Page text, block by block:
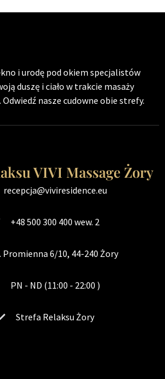
i urodę pod okiem specjalistów
duszę i ciało w trakcie masaży
nasze cudowne obie strefy.
VIVI Massage Żory
recepcja@viviresidence.eu
+48 500 300 400 wew. 2
Promienna 6/10, 44-240 Żory
PN - ND (11:00 - 22:00 )
Strefa Relaksu Żory